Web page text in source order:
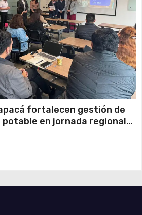
fortalecen gestión de
potable en jornada regional
del Altiplano y ANDESS